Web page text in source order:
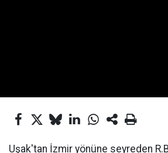
Uşak'tan İzmir yönüne seyreden